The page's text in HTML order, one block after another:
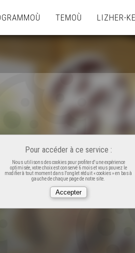
TEMOÙ LIZHER-
Pour accéder à ce service :
Nous utilisons des cookies pour profiter d'une expérience
optimisée, votre choix est conservé 6 mois et vous pouvez le
modifier à tout moment dans l'onglet réduit « cookies » en bas à
gauche de chaque page de notre site.